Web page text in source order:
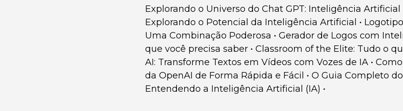
Explorando o Universo do Chat GPT: Inteligência Artificial
Explorando o Potencial da Inteligência Artificial •
Uma Combinação Poderosa • Gerador de Logos com
que você precisa saber • Classroom of the Elite: Tudo o
AI: Transforme Textos em Vídeos com Vozes de IA •
da OpenAI de Forma Rápida e Fácil • O Guia Completo
Entendendo a Inteligência Artificial (IA) •